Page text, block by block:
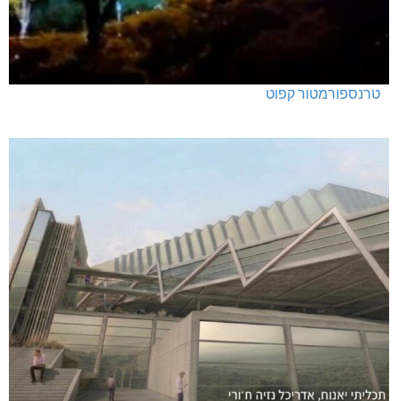
טרנספורמטור קפוט